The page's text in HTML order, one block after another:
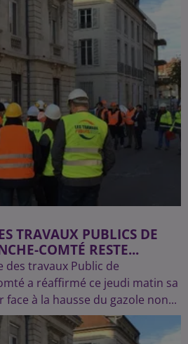
TRAVAUX PUBLICS DE
COMTÉ RESTE...
des travaux Public de
a réaffirmé ce jeudi matin sa
à la hausse du gazole non...